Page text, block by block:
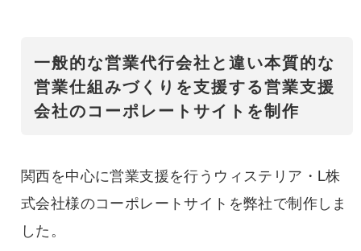
一般的な営業代行会社と違い本質的な
営業仕組みづくりを支援する営業支援
会社のコーポレートサイトを制作
関西を中心に営業支援を行うウィステリア・L株
式会社様のコーポレートサイトを弊社で制作しま
した。